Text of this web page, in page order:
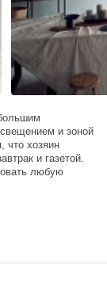
и зоной
что хозяин
и газетой.
любую
домашними
помещении
двумя